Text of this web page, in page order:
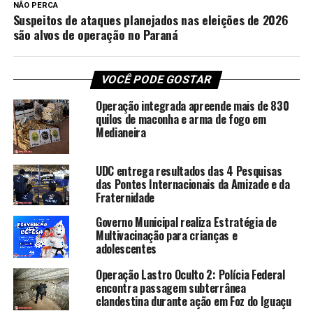
NÃO PERCA
Suspeitos de ataques planejados nas eleições de 2026
são alvos de operação no Paraná
VOCÊ PODE GOSTAR
Operação integrada apreende mais de 830
quilos de maconha e arma de fogo em
Medianeira
UDC entrega resultados das 4 Pesquisas
das Pontes Internacionais da Amizade e da
Fraternidade
Governo Municipal realiza Estratégia de
Multivacinação para crianças e
adolescentes
Operação Lastro Oculto 2: Polícia Federal
encontra passagem subterrânea
clandestina durante ação em Foz do Iguaçu